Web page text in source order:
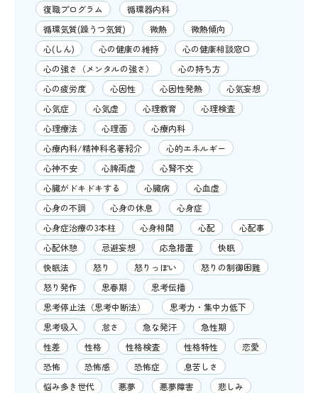
復職プログラム
循環器内科
循環気質(躁うつ気質)
微熱
微熱傾向
心(しん)
心の健康の維持
心の健康相談窓口
心の強さ（メンタルの強さ）
心の持ち方
心の疲労度
心因性 心因性発熱
心気妄想
心気症
心気虚 心理教育
心理検査
心理療法
心理面
心療内科
心療内科/精神科名著紹介
心的エネルギー
心神不安
心脾両虚
心腎不交
心臓がドキドキする
心臓病
心血虚
心身の不調
心身の休息
心身症
心身症治療の3本柱
心身相関 心配
心配事
心配休憩
忌避妄想 応急措置
快眠
快眠法
怒り 怒りっぽい
怒りの制御困難
怒り発作
思春期
思考伝播
思考停止法（思考中断法）
思考力・集中力低下
思考吸入
怠さ 急な発汗
急性期
性差
性格 性格検査 性格特性
恋愛
恐怖
恐怖感 恐怖症
息苦しさ
悩み多き世代
悪夢 悪夢障害
悲しみ